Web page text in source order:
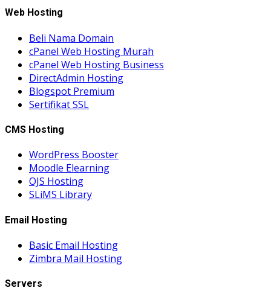
Web Hosting
Beli Nama Domain
cPanel Web Hosting Murah
cPanel Web Hosting Business
DirectAdmin Hosting
Blogspot Premium
Sertifikat SSL
CMS Hosting
WordPress Booster
Moodle Elearning
OJS Hosting
SLiMS Library
Email Hosting
Basic Email Hosting
Zimbra Mail Hosting
Servers